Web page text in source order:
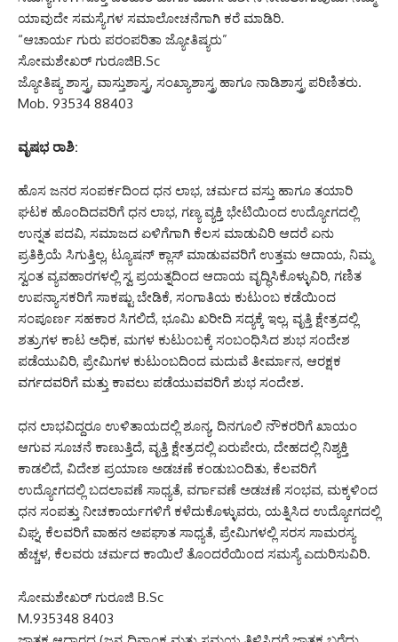
ಯಾವುದೇ ಸಮಸ್ಯೆಗಳ ಸಮಾಲೋಚನೆಗಾಗಿ ಕರೆ ಮಾಡಿರಿ.
“ಆಚಾರ್ಯ ಗುರು ಪರಂಪರಿತಾ ಜ್ಯೋತಿಷ್ಯರು”
ಸೋಮಶೇಖರ್ ಗುರೂಜಿB.Sc
ಜ್ಯೋತಿಷ್ಯ ಶಾಸ್ತ್ರ, ವಾಸ್ತುಶಾಸ್ತ್ರ, ಸಂಖ್ಯಾಶಾಸ್ತ್ರ ಹಾಗೂ ನಾಡಿಶಾಸ್ತ್ರ ಪರಿಣಿತರು.
Mob. 93534 88403
ವೃಷಭ ರಾಶಿ:
ಹೊಸ ಜನರ ಸಂಪರ್ಕದಿಂದ ಧನ ಲಾಭ, ಚರ್ಮದ ವಸ್ತು ಹಾಗೂ ತಯಾರಿ
ಘಟಕ ಹೊಂದಿದವರಿಗೆ ಧನ ಲಾಭ, ಗಣ್ಯ ವ್ಯಕ್ತಿ ಭೇಟಿಯಿಂದ ಉದ್ಯೋಗದಲ್ಲಿ
ಉನ್ನತ ಪದವಿ, ಸಮಾಜದ ಏಳಿಗೆಗಾಗಿ ಕೆಲಸ ಮಾಡುವಿರಿ ಆದರೆ ಏನು
ಪ್ರತಿಕ್ರಿಯೆ ಸಿಗುತ್ತಿಲ್ಲ, ಟ್ಯೂಷನ್ ಕ್ಲಾಸ್ ಮಾಡುವವರಿಗೆ ಉತ್ತಮ ಆದಾಯ, ನಿಮ್ಮ
ಸ್ವಂತ ವ್ಯವಹಾರಗಳಲ್ಲಿ ಸ್ವ ಪ್ರಯತ್ನದಿಂದ ಆದಾಯ ವೃದ್ಧಿಸಿಕೊಳ್ಳುವಿರಿ, ಗಣಿತ
ಉಪನ್ಯಾಸಕರಿಗೆ ಸಾಕಷ್ಟು ಬೇಡಿಕೆ, ಸಂಗಾತಿಯ ಕುಟುಂಬ ಕಡೆಯಿಂದ
ಸಂಪೂರ್ಣ ಸಹಕಾರ ಸಿಗಲಿದೆ, ಭೂಮಿ ಖರೀದಿ ಸದ್ಯಕ್ಕೆ ಇಲ್ಲ, ವೃತ್ತಿ ಕ್ಷೇತ್ರದಲ್ಲಿ
ಶತ್ರುಗಳ ಕಾಟ ಅಧಿಕ, ಮಗಳ ಕುಟುಂಬಕ್ಕೆ ಸಂಬಂಧಿಸಿದ ಶುಭ ಸಂದೇಶ
ಪಡೆಯುವಿರಿ, ಪ್ರೇಮಿಗಳ ಕುಟುಂಬದಿಂದ ಮದುವೆ ತೀರ್ಮಾನ, ಆರಕ್ಷಕ
ವರ್ಗದವರಿಗೆ ಮತ್ತು ಕಾವಲು ಪಡೆಯುವವರಿಗೆ ಶುಭ ಸಂದೇಶ.
ಧನ ಲಾಭವಿದ್ದರೂ ಉಳಿತಾಯದಲ್ಲಿ ಶೂನ್ಯ, ದಿನಗೂಲಿ ನೌಕರರಿಗೆ ಖಾಯಂ
ಆಗುವ ಸೂಚನೆ ಕಾಣುತ್ತಿದೆ, ವೃತ್ತಿ ಕ್ಷೇತ್ರದಲ್ಲಿ ಏರುಪೇರು, ದೇಹದಲ್ಲಿ ನಿಶ್ಯಕ್ತಿ
ಕಾಡಲಿದೆ, ವಿದೇಶ ಪ್ರಯಾಣ ಅಡಚಣೆ ಕಂಡುಬಂದಿತು, ಕೆಲವರಿಗೆ
ಉದ್ಯೋಗದಲ್ಲಿ ಬದಲಾವಣೆ ಸಾಧ್ಯತೆ, ವರ್ಗಾವಣೆ ಅಡಚಣೆ ಸಂಭವ, ಮಕ್ಕಳಿಂದ
ಧನ ಸಂಪತ್ತು ನೀಚಕಾರ್ಯಗಳಿಗೆ ಕಳೆದುಕೊಳ್ಳುವರು, ಯತ್ನಿಸಿದ ಉದ್ಯೋಗದಲ್ಲಿ
ವಿಘ್ನ, ಕೆಲವರಿಗೆ ವಾಹನ ಅಪಘಾತ ಸಾಧ್ಯತೆ, ಪ್ರೇಮಿಗಳಲ್ಲಿ ಸರಸ ಸಾಮರಸ್ಯ
ಹೆಚ್ಚಳ, ಕೆಲವರು ಚರ್ಮದ ಕಾಯಿಲೆ ತೊಂದರೆಯಿಂದ ಸಮಸ್ಯೆ ಎದುರಿಸುವಿರಿ.
ಸೋಮಶೇಖರ್ ಗುರೂಜಿ B.Sc
M.935348 8403